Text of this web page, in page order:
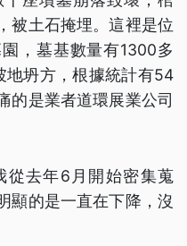
被土石掩埋。這裡是位
，墓基數量有1300多
地坍方，根據統計有54
的是業者道環展業公司
從去年6月開始密集蒐
顯的是一直在下降，沒